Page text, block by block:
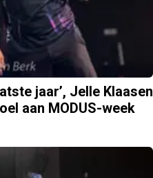
jaar’, Jelle Klaasen
aan MODUS-week